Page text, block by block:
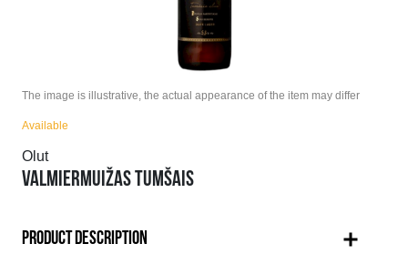
The image is illustrative, the actual appearance of the item may differ
Available
Olut
VALMIERMUIŽAS TUMŠAIS
PRODUCT DESCRIPTION